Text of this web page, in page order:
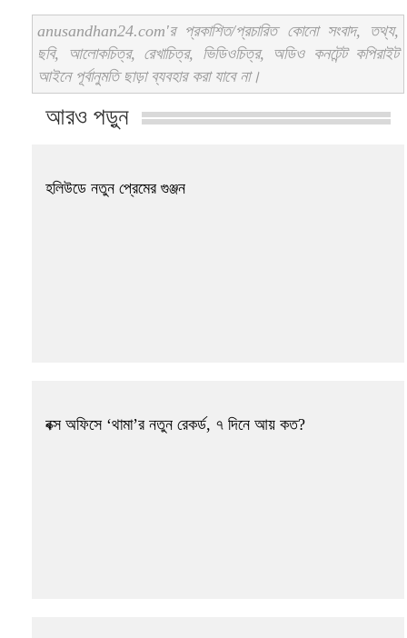
anusandhan24.com'র প্রকাশিত/প্রচারিত কোনো সংবাদ, তথ্য,
ছবি, আলোকচিত্র, রেখাচিত্র, ভিডিওচিত্র, অডিও কনটেন্ট কপিরাইট
আইনে পূর্বানুমতি ছাড়া ব্যবহার করা যাবে না।
আরও পড়ুন
হলিউডে নতুন প্রেমের গুঞ্জন
বক্স অফিসে ‘থামা’র নতুন রেকর্ড, ৭ দিনে আয় কত?